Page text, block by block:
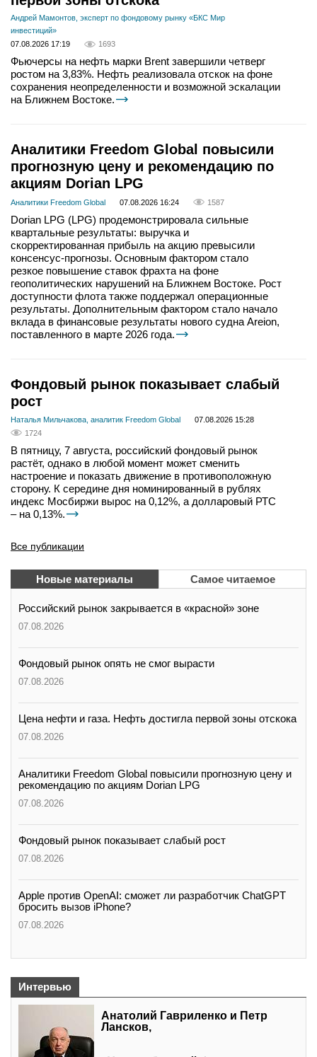
Андрей Мамонтов, эксперт по фондовому рынку «БКС Мир
инвестиций»
07.08.2026 17:19
1693
Фьючерсы на нефть марки Brent завершили четверг
ростом на 3,83%. Нефть реализовала отскок на фоне
сохранения неопределенности и возможной эскалации
на Ближнем Востоке.
Аналитики Freedom Global повысили
прогнозную цену и рекомендацию по
акциям Dorian LPG
Аналитики Freedom Global 07.08.2026 16:24 1587
Dorian LPG (LPG) продемонстрировала сильные
квартальные результаты: выручка и
скорректированная прибыль на акцию превысили
консенсус-прогнозы. Основным фактором стало
резкое повышение ставок фрахта на фоне
геополитических нарушений на Ближнем Востоке. Рост
доступности флота также поддержал операционные
результаты. Дополнительным фактором стало начало
вклада в финансовые результаты нового судна Areion,
поставленного в марте 2026 года.
Фондовый рынок показывает слабый
рост
Наталья Мильчакова, аналитик Freedom Global
07.08.2026 15:28
1724
В пятницу, 7 августа, российский фондовый рынок
растёт, однако в любой момент может сменить
настроение и показать движение в противоположную
сторону. К середине дня номинированный в рублях
индекс Мосбиржи вырос на 0,12%, а долларовый РТС
– на 0,13%.
Все публикации
Новые материалы Самое читаемое
Российский рынок закрывается в «красной» зоне
07.08.2026
Фондовый рынок опять не смог вырасти
07.08.2026
Цена нефти и газа. Нефть достигла первой зоны отскока
07.08.2026
Аналитики Freedom Global повысили прогнозную цену и
рекомендацию по акциям Dorian LPG
07.08.2026
Фондовый рынок показывает слабый рост
07.08.2026
Apple против OpenAI: сможет ли разработчик ChatGPT
бросить вызов iPhone?
07.08.2026
Интервью
Анатолий Гавриленко и Петр
Лансков,